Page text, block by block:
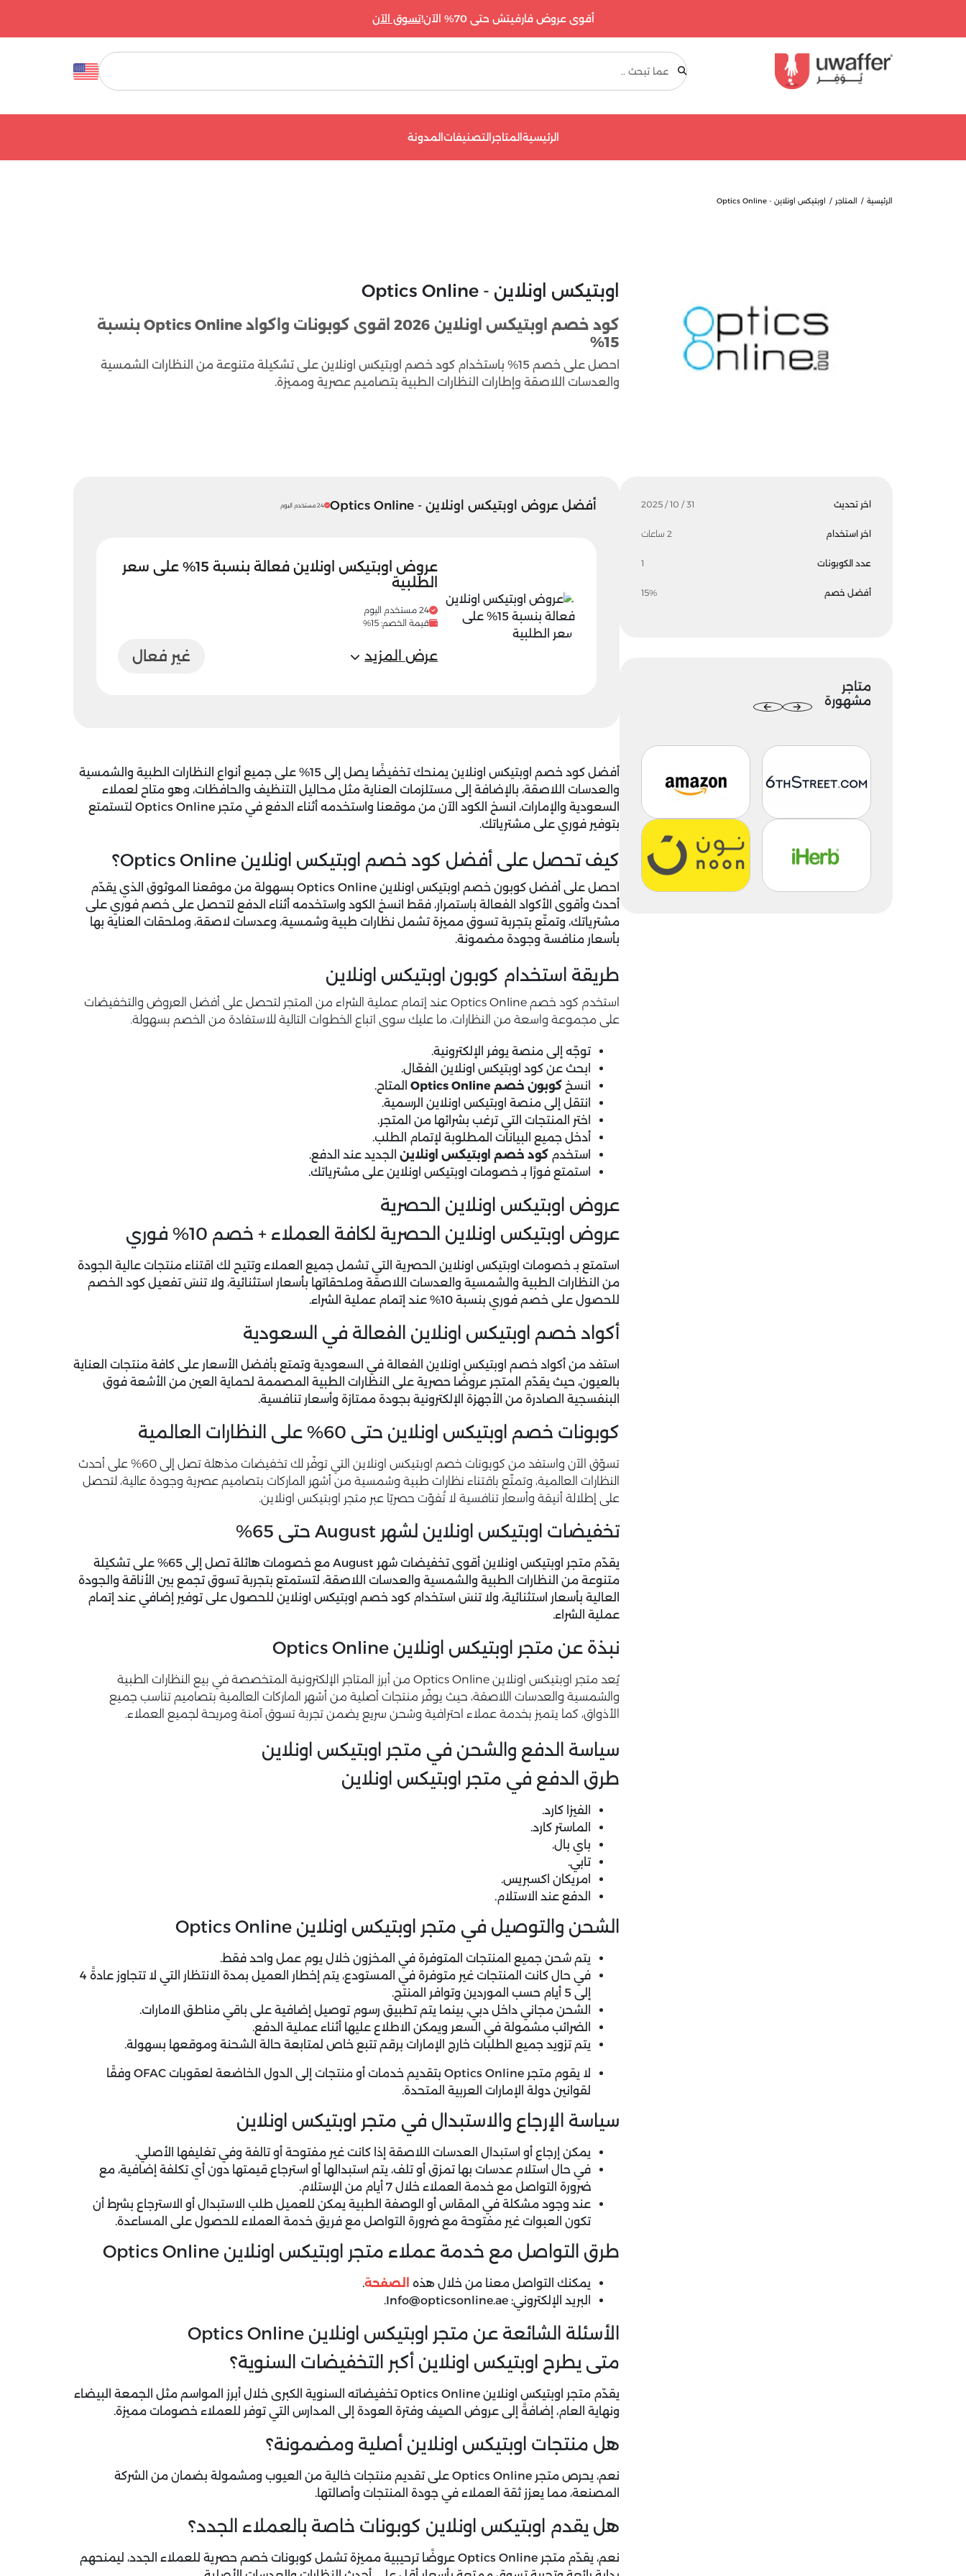
أقوى عروض فارفيتش حتى 70% الآن! تسوق الآن
بحث
الرئيسيةالمتاجرالتصنيفاتالمدونة
الرئيسية المتاجر اوبتيكس اونلاين - Optics Online
اوبتيكس اونلاين - Optics Online
كود خصم اوبتيكس اونلاين 2026 اقوى كوبونات واكواد Optics Online بنسبة
15%
احصل على خصم 15% باستخدام كود خصم اوبتيكس اونلاين على تشكيلة متنوعة من النظارات الشمسية
والعدسات اللاصقة وإطارات النظارات الطبية بتصاميم عصرية ومميزة.
اخر تحديث 31 / 10 / 2025
اخر استخدام 2 ساعات
عدد الكوبونات 1
أفضل خصم 15%
متاجر
مشهورة
أفضل عروض اوبتيكس اونلاين - Optics Online 24 مستخدم اليوم
عروض اوبتيكس اونلاين فعالة بنسبة 15% على سعر
الطلبية
24 مستخدم اليوم
قيمة الخصم: 15%
عرض المزيد غير فعال
أفضل كود خصم اوبتيكس اونلاين
يمنحك تخفيضًا يصل إلى 15% على جميع أنواع النظارات الطبية والشمسية
والعدسات اللاصقة، بالإضافة إلى مستلزمات العناية مثل محاليل التنظيف والحافظات، وهو متاح لعملاء
السعودية والإمارات، انسخ الكود الآن من موقعنا واستخدمه أثناء الدفع في متجر Optics Online لتستمتع
بتوفير فوري على مشترياتك.
كيف تحصل على أفضل كود خصم اوبتيكس اونلاين Optics Online؟
احصل على أفضل كوبون خصم اوبتيكس اونلاين
Optics Online بسهولة من موقعنا الموثوق الذي يقدّم
أحدث وأقوى الأكواد الفعالة باستمرار، فقط انسخ الكود واستخدمه أثناء الدفع لتحصل على خصم فوري على
مشترياتك، وتمتّع بتجربة تسوق مميزة تشمل نظارات طبية وشمسية، وعدسات لاصقة، وملحقات العناية بها
بأسعار منافسة وجودة مضمونة.
طريقة استخدام كوبون اوبتيكس اونلاين
استخدم كود خصم Optics Online عند إتمام عملية الشراء من المتجر لتحصل على أفضل العروض والتخفيضات
على مجموعة واسعة من النظارات، ما عليك سوى اتباع الخطوات التالية للاستفادة من الخصم بسهولة.
توجّه إلى منصة يوفر الإلكترونية.
ابحث عن كود اوبتيكس اونلاين الفعّال.
انسخ كوبون خصم Optics Online
المتاح.
انتقل إلى منصة اوبتيكس اونلاين الرسمية.
اختر المنتجات التي ترغب بشرائها من المتجر.
أدخل جميع البيانات المطلوبة لإتمام الطلب.
استخدم كود خصم اوبتيكس اونلاين الجديد عند الدفع.
استمتع فورًا بـ خصومات اوبتيكس اونلاين على مشترياتك.
عروض اوبتيكس اونلاين الحصرية
عروض اوبتيكس اونلاين الحصرية لكافة العملاء + خصم 10% فوري
استمتع بـخصومات اوبتيكس اونلاين الحصرية التي تشمل جميع العملاء وتتيح لك اقتناء منتجات عالية الجودة
من النظارات الطبية والشمسية والعدسات اللاصقة وملحقاتها بأسعار استثنائية، ولا تنسَ تفعيل كود الخصم
للحصول على خصم فوري بنسبة 10% عند إتمام عملية الشراء.
أكواد خصم اوبتيكس اونلاين الفعالة في السعودية
استفد من أكواد خصم اوبتيكس اونلاين الفعالة في السعودية وتمتع بأفضل الأسعار على كافة منتجات العناية
بالعيون، حيث يقدّم المتجر عروضًا حصرية على النظارات الطبية المصممة لحماية العين من الأشعة فوق
البنفسجية الصادرة من الأجهزة الإلكترونية بجودة ممتازة وأسعار تنافسية.
كوبونات خصم اوبتيكس اونلاين حتى 60% على النظارات العالمية
تسوّق الآن واستفد من كوبونات خصم اوبتيكس اونلاين التي توفّر لك تخفيضات مذهلة تصل إلى 60% على أحدث
النظارات العالمية، وتمتّع باقتناء نظارات طبية وشمسية من أشهر الماركات بتصاميم عصرية وجودة عالية، لتحصل
على إطلالة أنيقة وأسعار تنافسية لا تُفوّت حصريًا عبر متجر اوبتيكس اونلاين.
تخفيضات اوبتيكس اونلاين لشهر August حتى 65%
يقدّم متجر اوبتيكس اونلاين أقوى تخفيضات شهر August مع خصومات هائلة تصل إلى 65% على تشكيلة
متنوعة من النظارات الطبية والشمسية والعدسات اللاصقة، لتستمتع بتجربة تسوق تجمع بين الأناقة والجودة
العالية بأسعار استثنائية، ولا تنسَ استخدام كود خصم اوبتيكس اونلاين للحصول على توفير إضافي عند إتمام
عملية الشراء.
نبذة عن متجر اوبتيكس اونلاين Optics Online
يُعد متجر اوبتيكس اونلاين Optics Online من أبرز المتاجر الإلكترونية المتخصصة في بيع النظارات الطبية
والشمسية والعدسات اللاصقة، حيث يوفّر منتجات أصلية من أشهر الماركات العالمية بتصاميم تناسب جميع
الأذواق، كما يتميز بخدمة عملاء احترافية وشحن سريع يضمن تجربة تسوق آمنة ومريحة لجميع العملاء.
سياسة الدفع والشحن في متجر اوبتيكس اونلاين
طرق الدفع في متجر اوبتيكس اونلاين
الفيزا كارد.
الماستر كارد.
باي بال.
تابي.
امريكان اكسبريس.
الدفع عند الاستلام.
الشحن والتوصيل في متجر اوبتيكس اونلاين Optics Online
يتم شحن جميع المنتجات المتوفرة في المخزون خلال يوم عمل واحد فقط.
في حال كانت المنتجات غير متوفرة في المستودع، يتم إخطار العميل بمدة الانتظار التي لا تتجاوز عادةً 4
إلى 5 أيام حسب الموردين وتوافر المنتج.
الشحن مجاني داخل دبي، بينما يتم تطبيق رسوم توصيل إضافية على باقي مناطق الامارات.
الضرائب مشمولة في السعر ويمكن الاطلاع عليها أثناء عملية الدفع.
يتم تزويد جميع الطلبات خارج الإمارات برقم تتبع خاص لمتابعة حالة الشحنة وموقعها بسهولة.
لا يقوم متجر Optics Online بتقديم خدمات أو منتجات إلى الدول الخاضعة لعقوبات OFAC وفقًا
لقوانين دولة الإمارات العربية المتحدة.
سياسة الإرجاع والاستبدال في متجر اوبتيكس اونلاين
يمكن إرجاع أو استبدال العدسات اللاصقة إذا كانت غير مفتوحة أو تالفة وفي تغليفها الأصلي.
في حال استلام عدسات بها تمزق أو تلف، يتم استبدالها أو استرجاع قيمتها دون أي تكلفة إضافية، مع
ضرورة التواصل مع خدمة العملاء خلال 7 أيام من الإستلام.
عند وجود مشكلة في المقاس أو الوصفة الطبية يمكن للعميل طلب الاستبدال أو الاسترجاع بشرط أن
تكون العبوات غير مفتوحة مع ضرورة التواصل مع فريق خدمة العملاء للحصول على المساعدة.
طرق التواصل مع خدمة عملاء متجر اوبتيكس اونلاين Optics Online
يمكنك التواصل معنا من خلال هذه الصفحة.
البريد الإلكتروني: Info@opticsonline.ae.
الأسئلة الشائعة عن متجر اوبتيكس اونلاين Optics Online
متى يطرح اوبتيكس اونلاين أكبر التخفيضات السنوية؟
يقدّم متجر اوبتيكس اونلاين Optics Online تخفيضاته السنوية الكبرى خلال أبرز المواسم مثل الجمعة البيضاء
ونهاية العام، إضافةً إلى عروض الصيف وفترة العودة إلى المدارس التي توفر للعملاء خصومات مميزة.
هل منتجات اوبتيكس اونلاين أصلية ومضمونة؟
نعم، يحرص متجر Optics Online على تقديم منتجات خالية من العيوب ومشمولة بضمان من الشركة
المصنعة، مما يعزز ثقة العملاء في جودة المنتجات وأصالتها.
هل يقدم اوبتيكس اونلاين كوبونات خاصة بالعملاء الجدد؟
نعم، يقدّم متجر Optics Online عروضًا ترحيبية مميزة تشمل كوبونات خصم حصرية للعملاء الجدد، ليمنحهم